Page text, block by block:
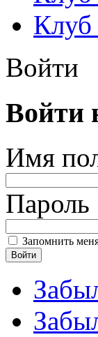
Клуб
Войти
Войти
Имя
Пароль
Запомнить